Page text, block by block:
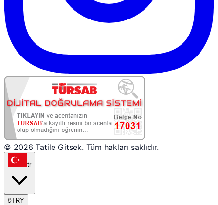
© 2026 Tatile Gitsek. Tüm hakları saklıdır.
tr
₺TRY